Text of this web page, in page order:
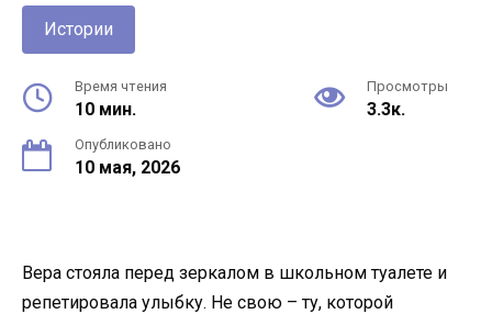
Истории
Время чтения
10 мин.
Просмотры
3.3к.
Опубликовано
10 мая, 2026
Вера стояла перед зеркалом в школьном туалете и
репетировала улыбку. Не свою – ту, которой